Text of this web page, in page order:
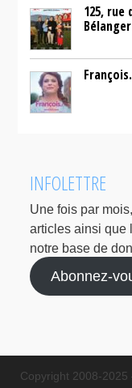
125, rue
Bélanger
INFOLETTRE
Une fois par
articles ainsi que
notre base de
Abonnez-
Copyright 2008-2025